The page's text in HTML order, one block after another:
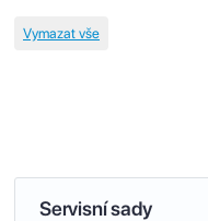
Servisní sady